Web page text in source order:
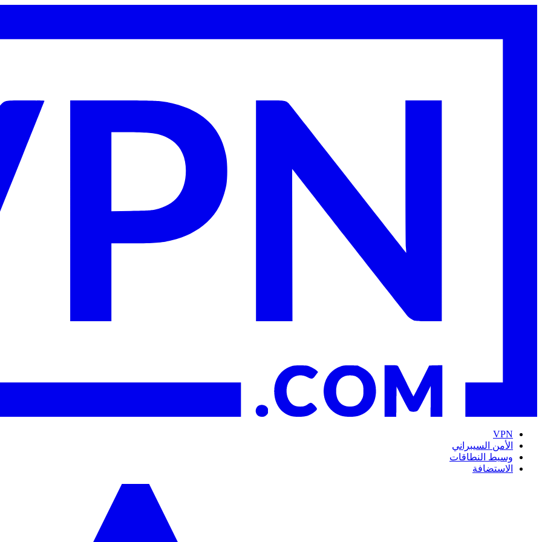
VPN
الأمن السيبراني
وسيط النطاقات
الاستضافة